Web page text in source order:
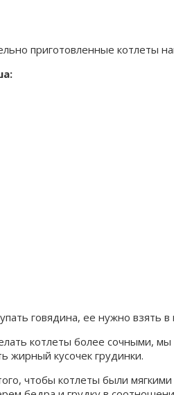
приготовленные котлеты
говядина, ее нужно взять
котлеты более сочными,
жирный кусочек грудинки.
чтобы котлеты были